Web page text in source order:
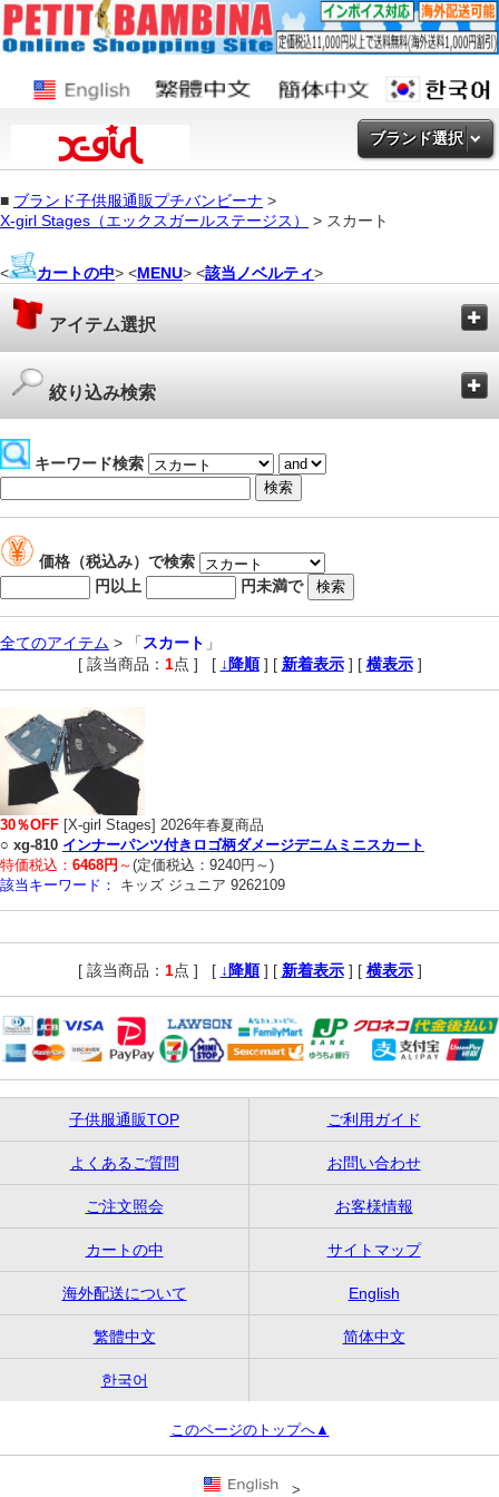
ブランド選択
■ ブランド子供服通販プチバンビーナ >
X-girl Stages（エックスガールステージス）
> スカート
< カートの中> <MENU> <該当ノベルティ>
アイテム選択
絞り込み検索
キーワード検索
価格（税込み）で検索
円以上
円未満で
全てのアイテム > 「スカート 」
[ 該当商品： 1点 ] [ ↓降順 ] [ 新着表示 ] [ 横表示 ]
30％OFF [X-girl Stages] 2026年春夏商品
○ xg-810 インナーパンツ付きロゴ柄ダメージデニムミニスカート
特価税込： 6468円 ～(定価税込：9240円～)
該当キーワード：
キッズ ジュニア 9262109
[ 該当商品： 1点 ] [ ↓降順 ] [ 新着表示 ] [ 横表示 ]
子供服通販TOP ご利用ガイド
よくあるご質問 お問い合わせ
ご注文照会 お客様情報
カートの中 サイトマップ
海外配送について English
繁體中文 简体中文
한국어
このページのトップへ▲
>